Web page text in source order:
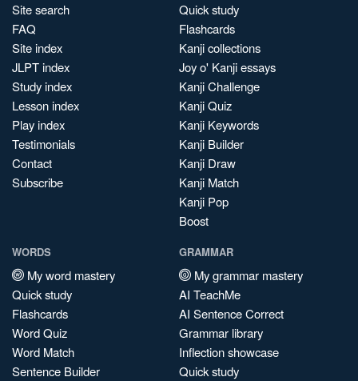
Site search
FAQ
Site index
JLPT index
Study index
Lesson index
Play index
Testimonials
Contact
Subscribe
Quick study
Flashcards
Kanji collections
Joy o' Kanji essays
Kanji Challenge
Kanji Quiz
Kanji Keywords
Kanji Builder
Kanji Draw
Kanji Match
Kanji Pop
Boost
WORDS
My word mastery
Quick study
Flashcards
Word Quiz
Word Match
Sentence Builder
GRAMMAR
My grammar mastery
AI TeachMe
AI Sentence Correct
Grammar library
Inflection showcase
Quick study